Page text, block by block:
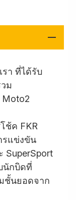
รา ที่ได้รับ
ม
ช้ค FKR
รแข่งขัน
SuperSport
นักบิดที่
ชั้นยอดจาก